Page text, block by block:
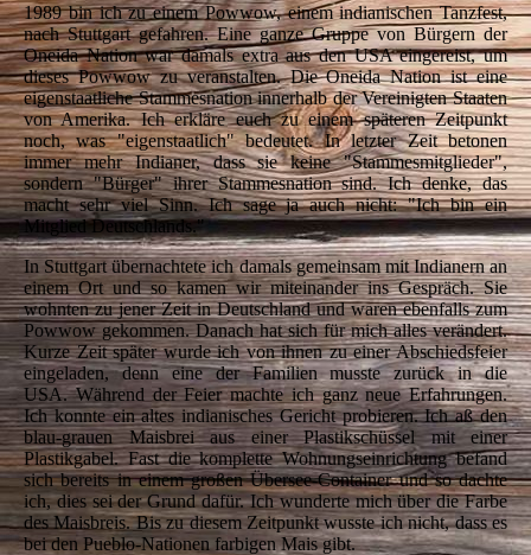
1989 bin ich zu einem Powwow, einem indianischen Tanzfest,
nach Stuttgart gefahren. Eine ganze Gruppe von Bürgern der
Oneida Nation war damals extra aus den USA eingereist, um
dieses Powwow zu veranstalten. Die Oneida Nation ist eine
eigenstaatliche Stammesnation innerhalb der Vereinigten Staaten
von Amerika. Ich erkläre euch zu einem späteren Zeitpunkt
noch, was "eigenstaatlich" bedeutet. In letzter Zeit betonen
immer mehr Indianer, dass sie keine "Stammesmitglieder",
sondern "Bürger" ihrer Stammesnation sind. Ich denke, das
macht sehr viel Sinn. Ich sage ja auch nicht: "Ich bin ein
Mitglied Deutschlands."
In Stuttgart übernachtete ich damals gemeinsam mit Indianern an
einem Ort und so kamen wir miteinander ins Gespräch. Sie
wohnten zu jener Zeit in Deutschland und waren ebenfalls zum
Powwow gekommen. Danach hat sich für mich alles verändert.
Kurze Zeit später wurde ich von ihnen zu einer Abschiedsfeier
eingeladen, denn eine der Familien musste zurück in die
USA. Während der Feier machte ich ganz neue Erfahrungen.
Ich konnte ein altes indianisches Gericht probieren. Ich aß den
blau-grauen Maisbrei aus einer Plastikschüssel mit einer
Plastikgabel. Fast die komplette Wohnungseinrichtung befand
sich bereits in einem großen Übersee-Container und so dachte
ich, dies sei der Grund dafür. Ich wunderte mich über die Farbe
des Maisbreis. Bis zu diesem Zeitpunkt wusste ich nicht, dass es
bei den Pueblo-Nationen farbigen Mais gibt.